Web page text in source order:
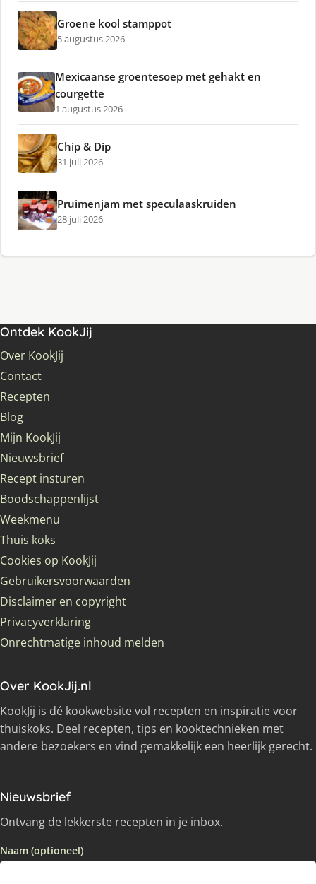
Groene kool stamppot
5 augustus 2026
Mexicaanse groentesoep met gehakt en
courgette
1 augustus 2026
Chip & Dip
31 juli 2026
Pruimenjam met speculaaskruiden
28 juli 2026
Ontdek KookJij
Over KookJij
Contact
Recepten
Blog
Mijn KookJij
Nieuwsbrief
Recept insturen
Boodschappenlijst
Weekmenu
Thuis koks
Cookies op KookJij
Gebruikersvoorwaarden
Disclaimer en copyright
Privacyverklaring
Onrechtmatige inhoud melden
Over KookJij.nl
KookJij is dé kookwebsite vol recepten en inspiratie voor
thuiskoks. Deel recepten, tips en kooktechnieken met
andere bezoekers en vind gemakkelijk een heerlijk gerecht.
Nieuwsbrief
Ontvang de lekkerste recepten in je inbox.
Naam (optioneel)